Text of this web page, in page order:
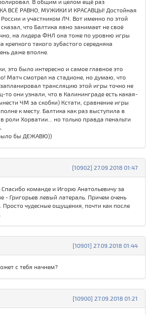
В общим и целом ещё раз
ВСЁ РАВНО, МУЖИКИ И КРАСАВЦЫ! Достойная
и участником ЛЧ. Вот именно по этой
что Балтика явно занимает не своё
на лидера ФНЛ она тоже по уровню игры
крепкого такого зубастого середняка
даже вполне.
это было интересно и самое главное это
Матч смотрел на стадионе, но думаю, что
трансляцию этой игры точно не
то они узнали, что в Калининграде есть какая-
ЧМ за скобки) Кстати, сравнение игры
к месту. Балтика как раз выступила в
роли Хорватии... но только правда пенальти
бы ДЕЖАВЮ))
[10902] 27.09.2018 01:47
команде и Игорю Анатольевичу за
- Григорьев левый латераль. Причем очень
Просто чудесные ощущения, почти как после
[10901] 27.09.2018 01:44
с тебя начнем?
[10900] 27.09.2018 01:21